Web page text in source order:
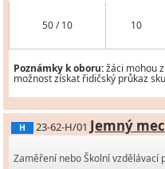
50 / 10 10
Poznámky k oboru:žáci mohou
možnost získat řidičský průkaz
H 23-62-H/01 Jemný
Zaměření nebo Školní vzdělávací